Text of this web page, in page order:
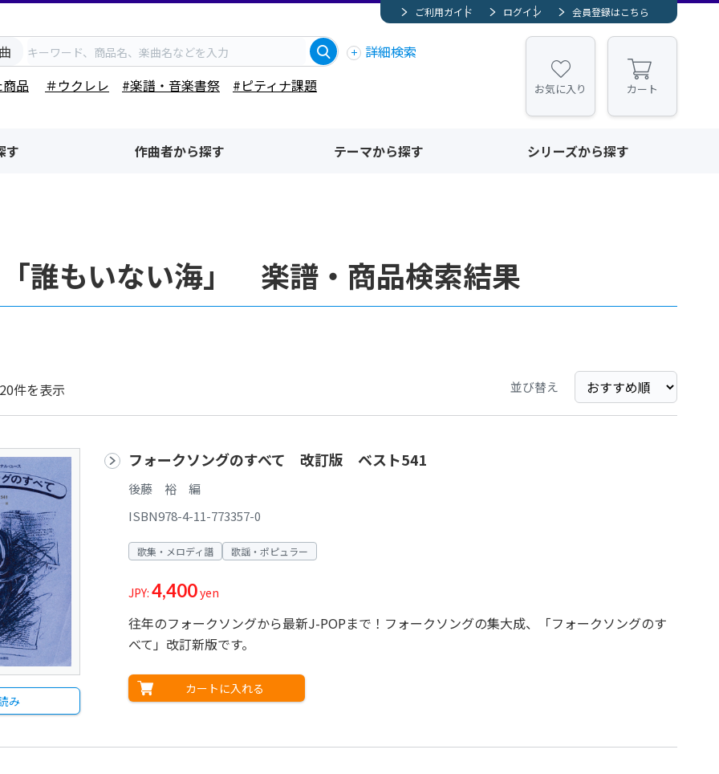
ご利用ガイド ログイン 会員登録はこちら
詳細検索
品
＃ウクレレ #楽譜・音楽書祭 #ピティナ課題 お気に入り カート
す 作曲者から探す テーマから探す シリーズから探す
誰もいない海」 楽譜・商品検索結果
件を表示 並び替え
み
フォークソングのすべて 改訂版 ベスト541
後藤 裕 編
ISBN978-4-11-773357-0
歌集・メロディ譜 歌謡・ポピュラー
JPY: 4,400yen
往年のフォークソングから最新J-POPまで！フォークソングの集大成、「フォークソングのす
べて」改訂新版です。
カートに入れる